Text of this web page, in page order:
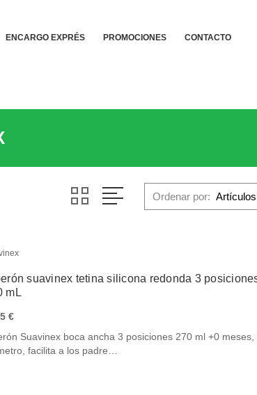
ENCARGO EXPRÉS PROMOCIONES CONTACTO
Ordenar por:
suavinex tetina silicona redonda 3
mL
€
Suavinex boca ancha 3 posiciones 270 ml +0
facilita a los padre…